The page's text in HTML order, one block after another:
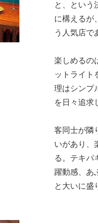
と、という
に構えるが
う人気店で
楽しめるの
ットライト
理はシンプ
を日々追求
客同士が隣
いがあり、
る。テキパ
躍動感、あ
と大いに盛